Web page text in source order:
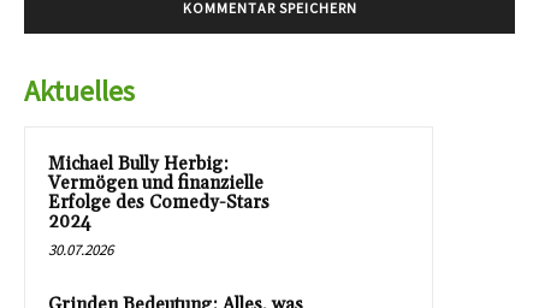
Aktuelles
Michael Bully Herbig:
Vermögen und finanzielle
Erfolge des Comedy-Stars
2024
30.07.2026